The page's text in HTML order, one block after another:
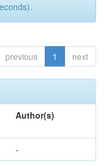
previous 1 next
Author(s)
-